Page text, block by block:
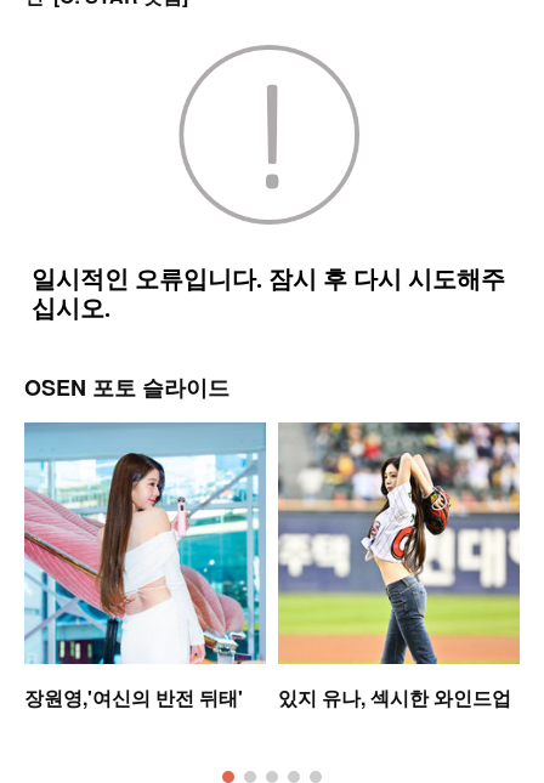
OSEN 포토 슬라이드
장원영,'여신의 반전 뒤태' 있지 유나, 섹시한 와인드업